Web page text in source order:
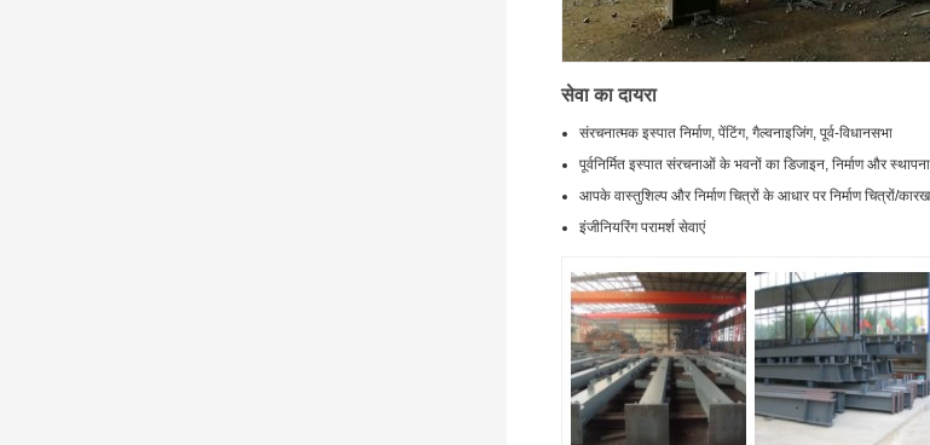
सेवा का दायरा
संरचनात्मक इस्पात निर्माण, पेंटिंग, गैल्वनाइजिंग, पूर्व-विधानसभा
पूर्वनिर्मित इस्पात संरचनाओं के भवनों का डिजाइन, निर्माण और स्थापना
आपके वास्तुशिल्प और निर्माण चित्रों के आधार पर निर्माण चित्रों/
इंजीनियरिंग परामर्श सेवाएं